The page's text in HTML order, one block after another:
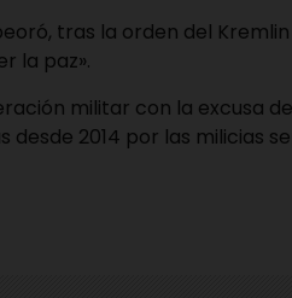
tras la orden del
la paz».
militar con la excusa
desde 2014 por las milicias